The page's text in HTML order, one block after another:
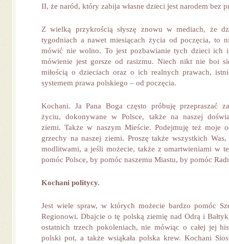
II, że naród, który zabija własne dzieci jest narodem bez
Z wielką przykrością słyszę znowu w mediach, że
tygodniach a nawet miesiącach życia od poczęcia, to
mówić nie wolno. To jest pozbawianie tych dzieci ich
mówienie jest gorsze od rasizmu. Niech nikt nie boi
miłością o dzieciach oraz o ich realnych prawach,
systemem prawa polskiego – od poczęcia.
Kochani. Ja Pana Boga często próbuję przepraszać
życiu, dokonywane w Polsce, także na naszej
ziemi. Także w naszym Mieście. Podejmuję też moje
grzechy na naszej ziemi. Proszę także wszystkich
modlitwami, a jeśli możecie, także z umartwieniami w
pomóc Polsce, by pomóc naszemu Miastu, by pomóc
Kochani politycy.
Jest wiele spraw, w których możecie bardzo pomóc
Regionowi. Dbajcie o tę polską ziemię nad Odrą i
ostatnich trzech pokoleniach, nie mówiąc o całej jej
polski pot, a także wsiąkała polska krew. Kochani